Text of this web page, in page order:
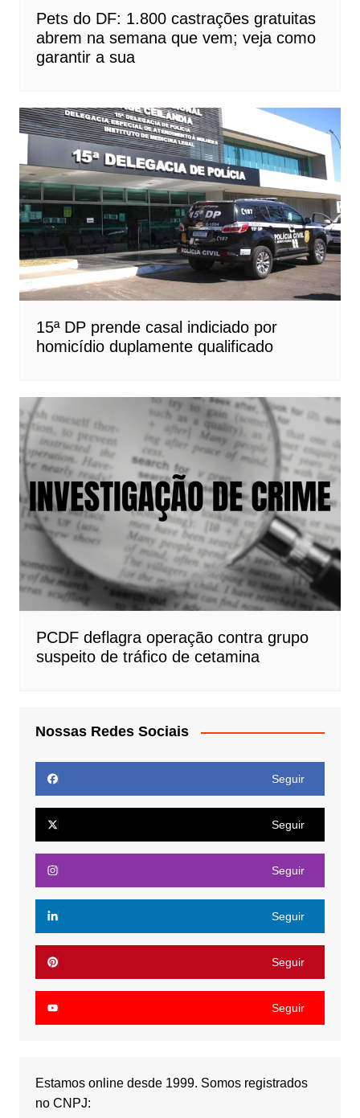
Pets do DF: 1.800 castrações gratuitas
abrem na semana que vem; veja como
garantir a sua
15ª DP prende casal indiciado por
homicídio duplamente qualificado
PCDF deflagra operação contra grupo
suspeito de tráfico de cetamina
Nossas Redes Sociais
Seguir
Seguir
Seguir
Seguir
Seguir
Seguir
Estamos online desde 1999. Somos registrados
no CNPJ: